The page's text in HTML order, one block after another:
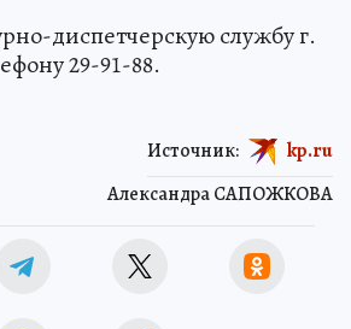
диспетчерскую службу г.
29-91-88.
Александра САПОЖКОВА
Источник: kp.ru